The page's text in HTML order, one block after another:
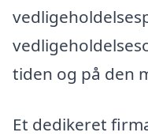
tiden og på den
Et dedikeret